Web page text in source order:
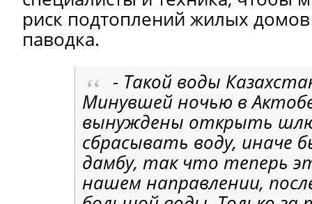
риск подтоплений жилых
паводка.
- Такой воды
Минувшей ночью в
вынуждены открыть
сбрасывать воду, иначе
дамбу, так что теперь
нашем направлении,